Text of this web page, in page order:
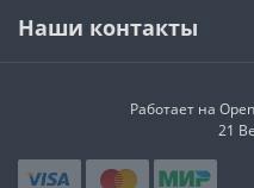
Наши контакты
Работает на
21